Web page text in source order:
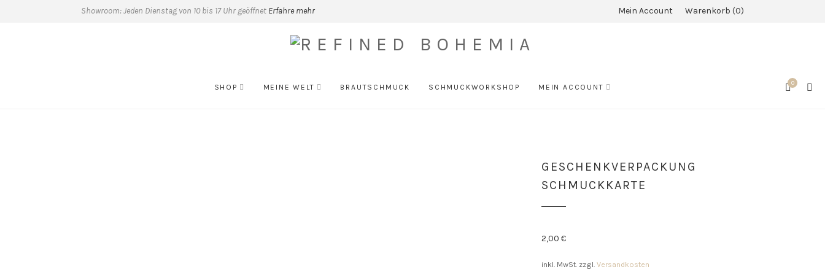
Showroom: Jeden Dienstag von 10 bis 17 Uhr geöffnet Erfahre mehr Mein Account Warenkorb 0
SHOP MEINE WELT BRAUTSCHMUCK SCHMUCKWORKSHOP MEIN ACCOUNT 0
GESCHENKVERPACKUNG
SCHMUCKKARTE
2,00 €
inkl. MwSt. zzgl. Versandkosten